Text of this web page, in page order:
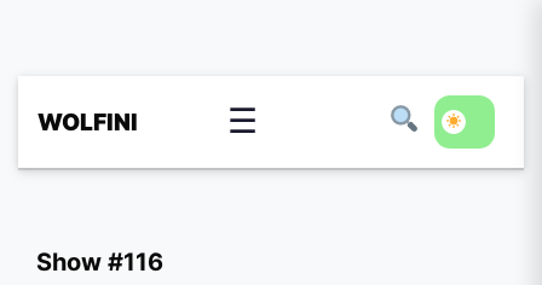
WOLFINI ☰
Show #116